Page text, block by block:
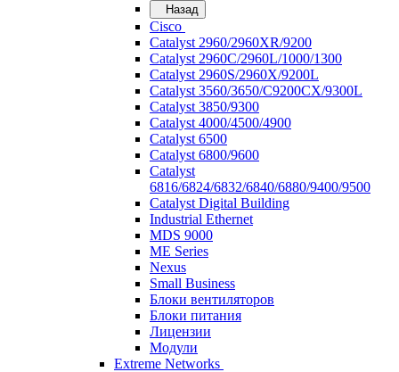
Назад
Cisco
Catalyst 2960/2960XR/9200
Catalyst 2960C/2960L/1000/1300
Catalyst 2960S/2960X/9200L
Catalyst 3560/3650/C9200CX/9300L
Catalyst 3850/9300
Catalyst 4000/4500/4900
Catalyst 6500
Catalyst 6800/9600
Catalyst
6816/6824/6832/6840/6880/9400/9500
Catalyst Digital Building
Industrial Ethernet
MDS 9000
ME Series
Nexus
Small Business
Блоки вентиляторов
Блоки питания
Лицензии
Модули
Extreme Networks